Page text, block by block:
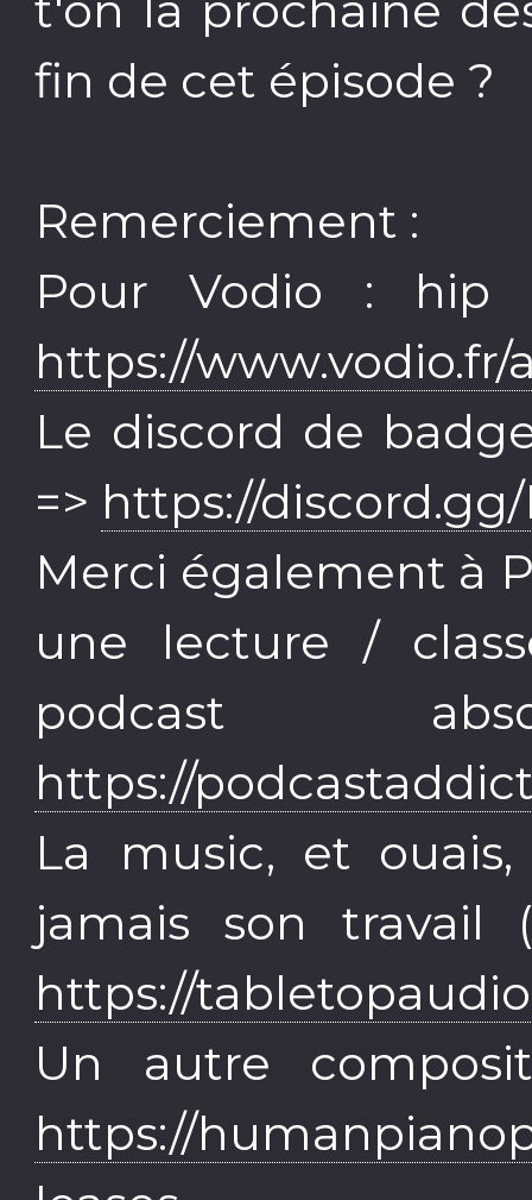
fin de cet épisode ?
Remerciement :
Pour Vodio :
https://www.vodio.fr/
Le discord de
=> https://
Merci également à
une lecture /
podcast
https://
La music, et
jamais son
https://
Un autre
https://